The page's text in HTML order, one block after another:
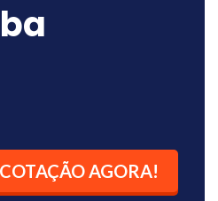
AGORA!